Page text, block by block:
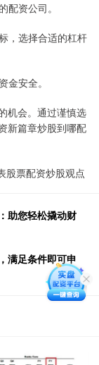
资公司。
，选择合适的杠杆
安全。
机会。通过谨慎选
新篇章炒股到哪配
股票配资炒股观点
助您轻松撬动财
满足条件即可申